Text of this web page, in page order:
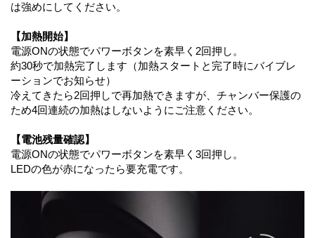
は強めにしてください。
【加熱開始】
電源ONの状態でパワーボタンを素早く2回押し。
約30秒で加熱完了します（加熱スタートと完了時にバイブレ
ーションでお知らせ）
冷えてきたら2回押しで再加熱できますが、チャンバー保護の
ため4回連続の加熱はしないようにご注意ください。
【電池残量確認】
電源ONの状態でパワーボタンを素早く3回押し。
LEDの色が赤になったら要充電です。